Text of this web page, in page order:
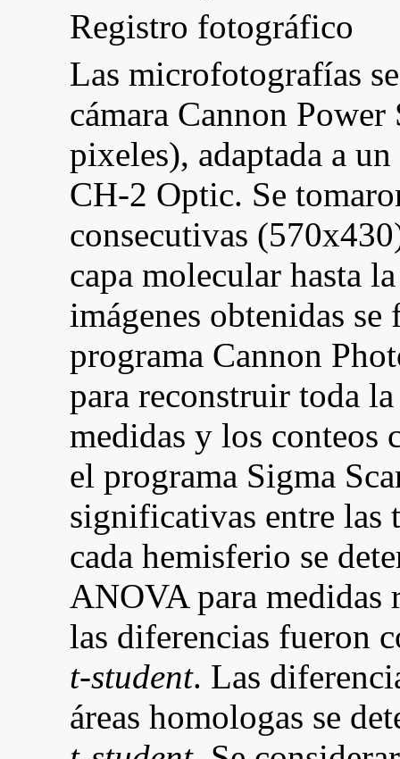
Registro fotográfico
Las microfotografías
cámara Cannon
pixeles), adaptada a
CH-2 Optic. Se
consecutivas
capa molecular hasta
imágenes obtenidas
programa Cannon
para reconstruir toda
medidas y los conteos
el programa Sigma
significativas entre las
cada hemisferio se
ANOVA para medidas
las diferencias fueron
t-student. Las
áreas homologas se